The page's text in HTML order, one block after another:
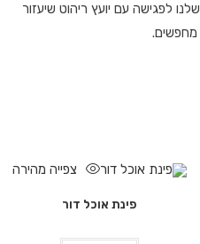
לפגישה עם יועץ ריהוט שיעזור
מחפשים.
צפייה מהירה
פינת אוכל דור